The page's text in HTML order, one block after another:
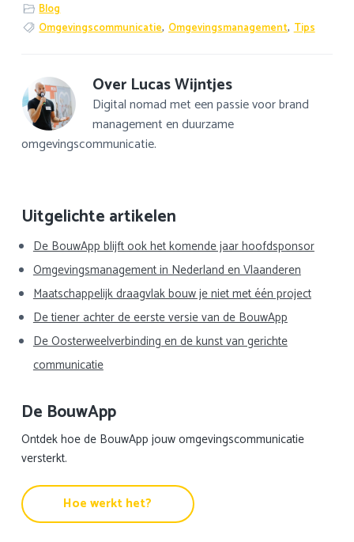
Blog
Omgevingscommunicatie, Omgevingsmanagement, Tips
Over Lucas Wijntjes
Digital nomad met een passie voor brand
management en duurzame
omgevingscommunicatie.
Primaire
Sidebar
Uitgelichte artikelen
De BouwApp blijft ook het komende jaar hoofdsponsor
Omgevingsmanagement in Nederland en Vlaanderen
Maatschappelijk draagvlak bouw je niet met één project
De tiener achter de eerste versie van de BouwApp
De Oosterweelverbinding en de kunst van gerichte
communicatie
De BouwApp
Ontdek hoe de BouwApp jouw omgevingscommunicatie
versterkt.
Hoe werkt het?